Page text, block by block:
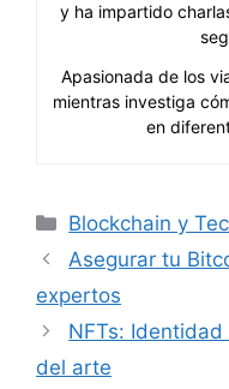
y ha impartido
Apasionada de los
mientras investiga
en
Categorías
Blockchain y
Asegurar tu
expertos
NFTs:
del arte